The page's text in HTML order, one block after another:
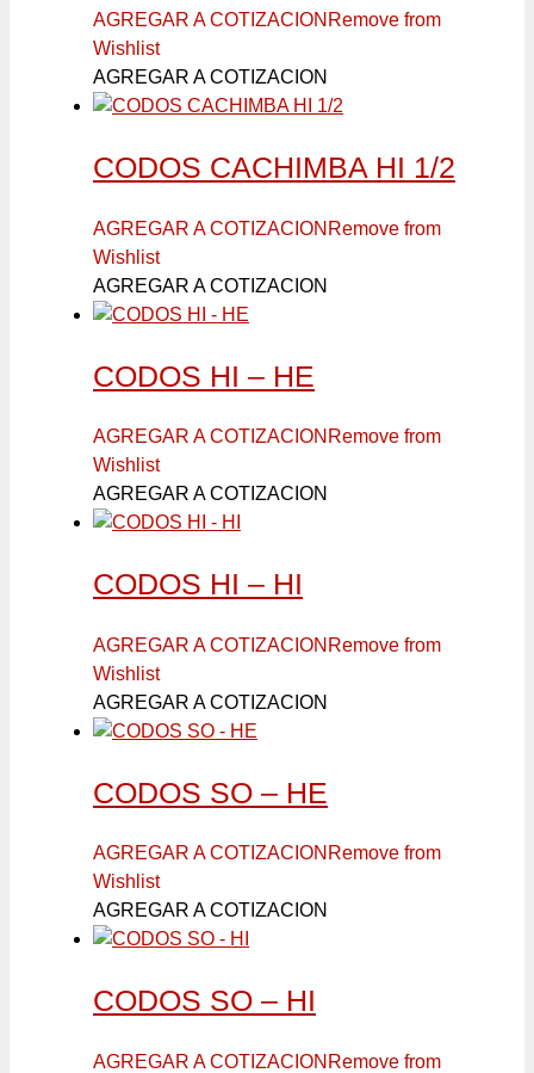
AGREGAR A COTIZACION Remove from
Wishlist
AGREGAR A COTIZACION
CODOS CACHIMBA HI 1/2
AGREGAR A COTIZACION Remove from
Wishlist
AGREGAR A COTIZACION
CODOS HI – HE
AGREGAR A COTIZACION Remove from
Wishlist
AGREGAR A COTIZACION
CODOS HI – HI
AGREGAR A COTIZACION Remove from
Wishlist
AGREGAR A COTIZACION
CODOS SO – HE
AGREGAR A COTIZACION Remove from
Wishlist
AGREGAR A COTIZACION
CODOS SO – HI
AGREGAR A COTIZACION Remove from